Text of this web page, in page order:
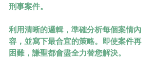
刑事案件。
利用清晰的邏輯，準確分析每個案情內
容，並寫下最合宜的策略。即使案件再
困難，謙聖都會盡全力替您解決。